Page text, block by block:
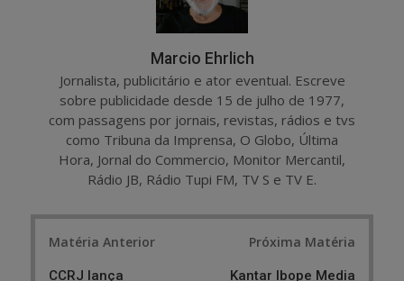
Marcio Ehrlich
Jornalista, publicitário e ator eventual. Escreve
sobre publicidade desde 15 de julho de 1977,
com passagens por jornais, revistas, rádios e tvs
como Tribuna da Imprensa, O Globo, Última
Hora, Jornal do Commercio, Monitor Mercantil,
Rádio JB, Rádio Tupi FM, TV S e TV E.
Matéria Anterior
CCRJ lança
Próxima Matéria
Kantar Ibope Media